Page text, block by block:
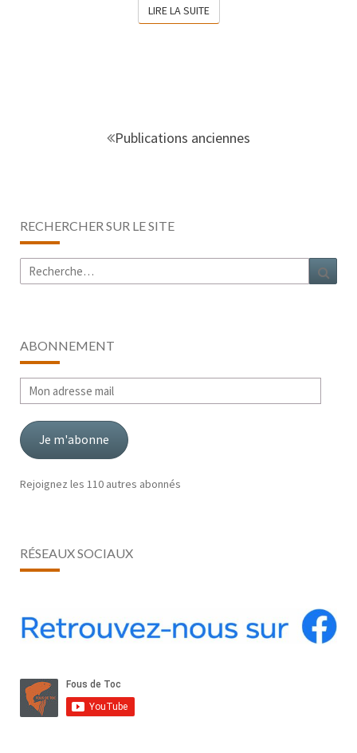
LIRE LA SUITELIRE LA SUITE
Publications anciennes
RECHERCHER SUR LE SITE
Rechercher :
ABONNEMENT
Mon
adresse
mail
Je m'abonne
Rejoignez les 110 autres abonnés
RÉSEAUX SOCIAUX